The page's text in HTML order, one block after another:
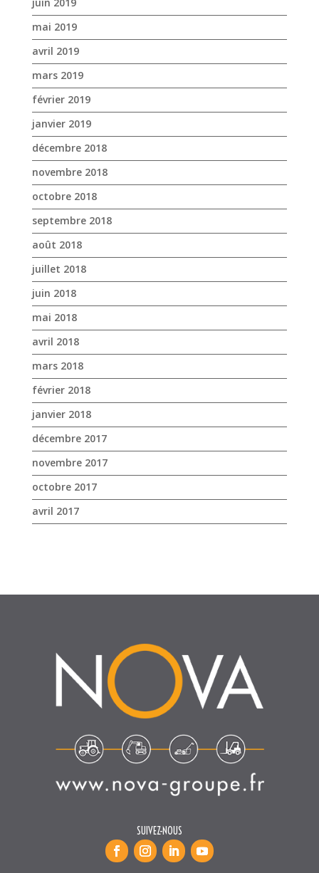
janvier 2019
décembre 2018
novembre 2018
octobre 2018
septembre 2018
août 2018
juillet 2018
juin 2018
mai 2018
avril 2018
mars 2018
février 2018
janvier 2018
décembre 2017
novembre 2017
octobre 2017
avril 2017
SUIVEZ-NOUS